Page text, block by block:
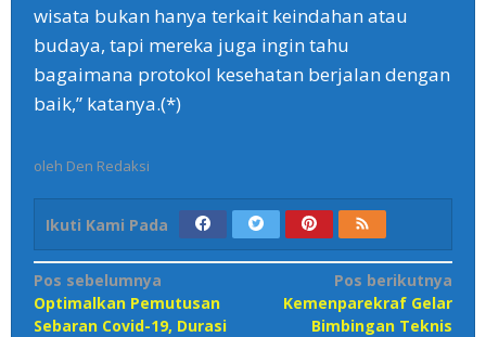
wisata bukan hanya terkait keindahan atau
budaya, tapi mereka juga ingin tahu
bagaimana protokol kesehatan berjalan dengan
baik,” katanya.(*)
oleh Den Redaksi
Ikuti Kami Pada
Navigasi
pos
Pos sebelumnya
Optimalkan Pemutusan
Sebaran Covid-19, Durasi
Pos berikutnya
Kemenparekraf Gelar
Bimbingan Teknis